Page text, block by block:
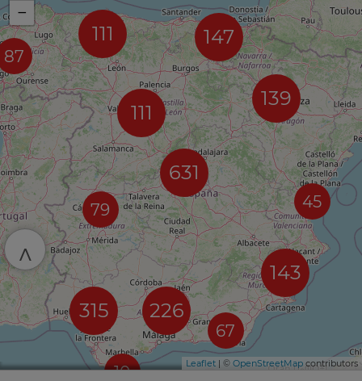
87
111 147
111
79
631
10
226
315
139
67
45
143
−
Leaflet | © OpenStreetMap contributors
^